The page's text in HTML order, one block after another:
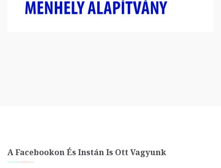
A Facebookon És Instán Is Ott Vagyunk